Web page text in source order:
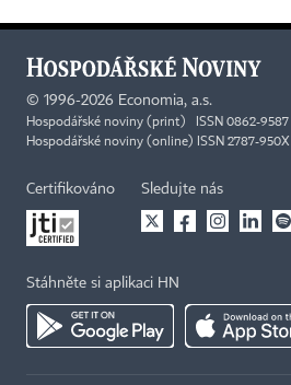
© 1996-2026 Economia, a.s.
Hospodářské noviny (print) ISSN 0862-9587
Hospodářské noviny (online) ISSN 2787-950X
Certifikováno Sledujte nás
Stáhněte si aplikaci HN